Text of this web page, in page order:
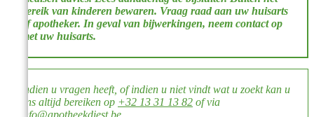
bereik van kinderen bewaren. Vraag raad aan uw huisarts
of apotheker. In geval van bijwerkingen, neem contact op
met uw huisarts. ​​
Indien u vragen heeft, of indien u niet vindt wat u zoekt kan u
ons altijd bereiken op +32 13 31 13 82 of via
info@apotheekdiest.be